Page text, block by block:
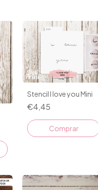
Stencil I love you Mini
€4,45